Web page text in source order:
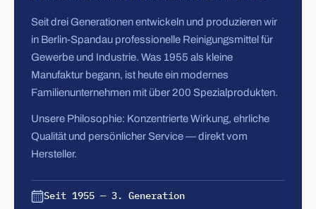
Seit drei Generationen entwickeln und produzieren wir
in Berlin-Spandau professionelle Reinigungsmittel für
Gewerbe und Industrie. Was 1955 als kleine
Manufaktur begann, ist heute ein modernes
Familienunternehmen mit über 200 Spezialprodukten.
Unsere Philosophie: Konzentrierte Wirkung, ehrliche
Qualität und persönlicher Service — direkt vom
Hersteller.
Seit 1955 — 3. Generation